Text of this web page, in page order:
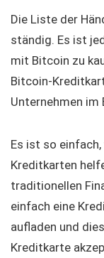
Die Liste der
ständig. Es ist
mit Bitcoin zu
Bitcoin-
Unternehmen
Es ist so
Kreditkarten
traditionellen
einfach eine
aufladen und
Kreditkarte